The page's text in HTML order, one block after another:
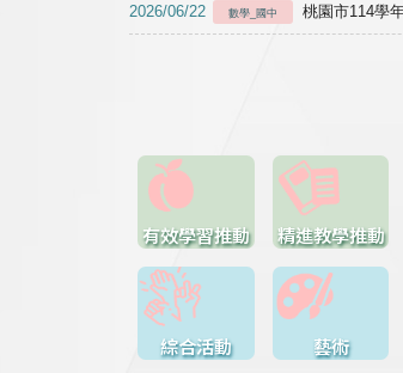
2026/06/22 數學_國中 桃園市114學
有效學習推動 精進教學推動
綜合活動 藝術